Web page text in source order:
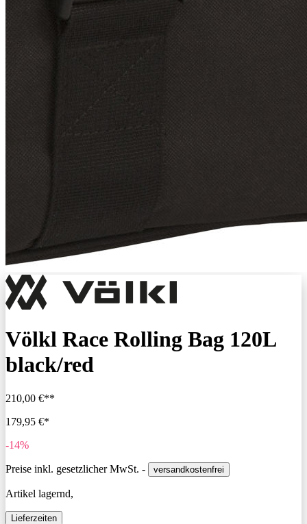
Völkl Race Rolling Bag 120L
black/red
210,00 €**
179,95 €*
-14%
Preise inkl. gesetzlicher MwSt. - versandkostenfrei
Artikel lagernd,
Lieferzeiten